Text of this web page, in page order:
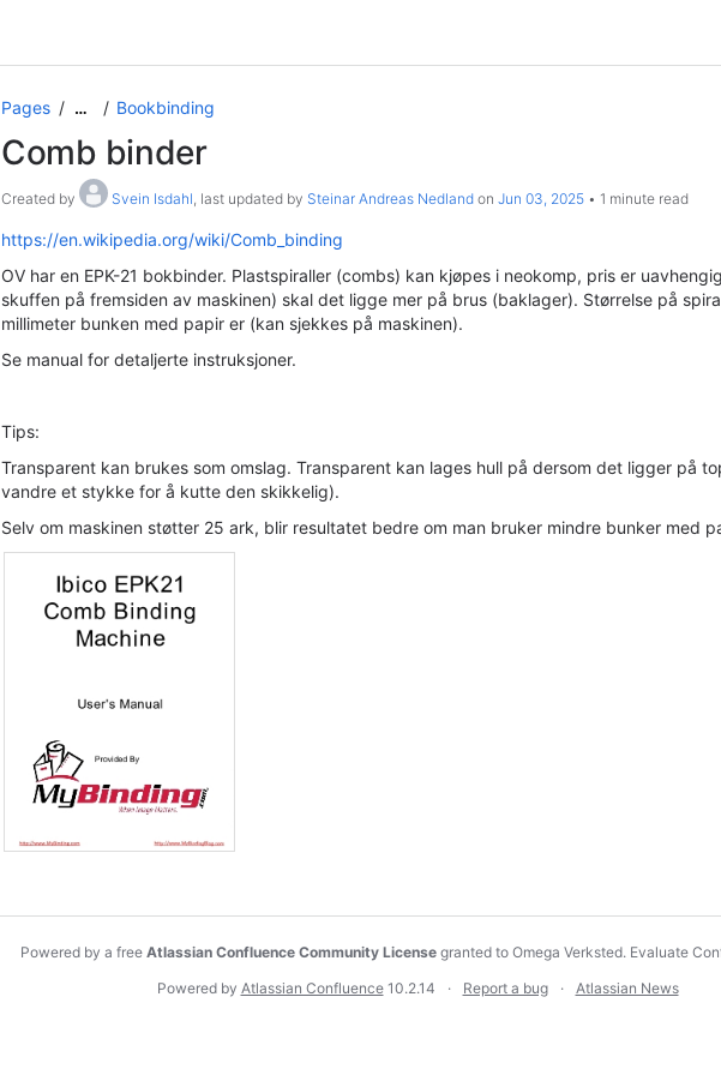
Pages … Bookbinding
Comb binder
Created by Svein Isdahl, last updated by Steinar Andreas Nedland on Jun 03, 2025 1 minute read
https://en.wikipedia.org/wiki/Comb_binding
OV har en EPK-21 bokbinder. Plastspiraller (combs) kan kjøpes i neokomp, pris er
skuffen på fremsiden av maskinen) skal det ligge mer på brus (baklager). Størrelse på
millimeter bunken med papir er (kan sjekkes på maskinen).
Se manual for detaljerte instruksjoner.
Tips:
Transparent kan brukes som omslag. Transparent kan lages hull på dersom det ligger på
vandre et stykke for å kutte den skikkelig).
Selv om maskinen støtter 25 ark, blir resultatet bedre om man bruker mindre bunker med
Powered by a free Atlassian Confluence Community Licensegranted to Omega Verksted. Evaluate
Powered by Atlassian Confluence 10.2.14 Report a bug Atlassian News